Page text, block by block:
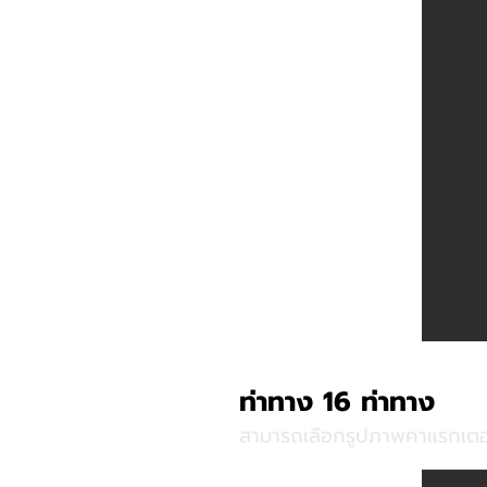
ท่าทาง 16 ท่าทาง
สามารถเลือกรูปภาพคาแรกเต